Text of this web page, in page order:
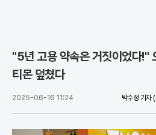
"5년 고용 약속은 거짓이었다!"
티몬 덮쳤다
2025-06-16 11:24 박수정 기자